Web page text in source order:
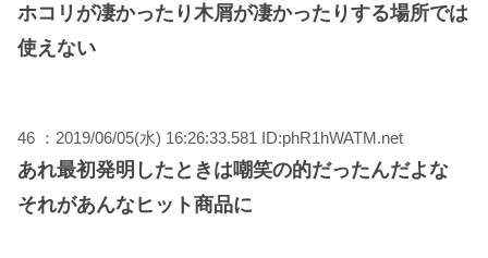
ホコリが凄かったり木屑が凄かったりする場所では
使えない
46 ：2019/06/05(水) 16:26:33.581 ID:phR1hWATM.net
あれ最初発明したときは嘲笑の的だったんだよな
それがあんなヒット商品に